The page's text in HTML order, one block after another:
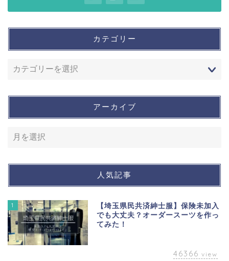
カテゴリー
アーカイブ
人気記事
1
【埼玉県民共済紳士服】保険未加入
でも大丈夫？オーダースーツを作っ
てみた！
46366 view